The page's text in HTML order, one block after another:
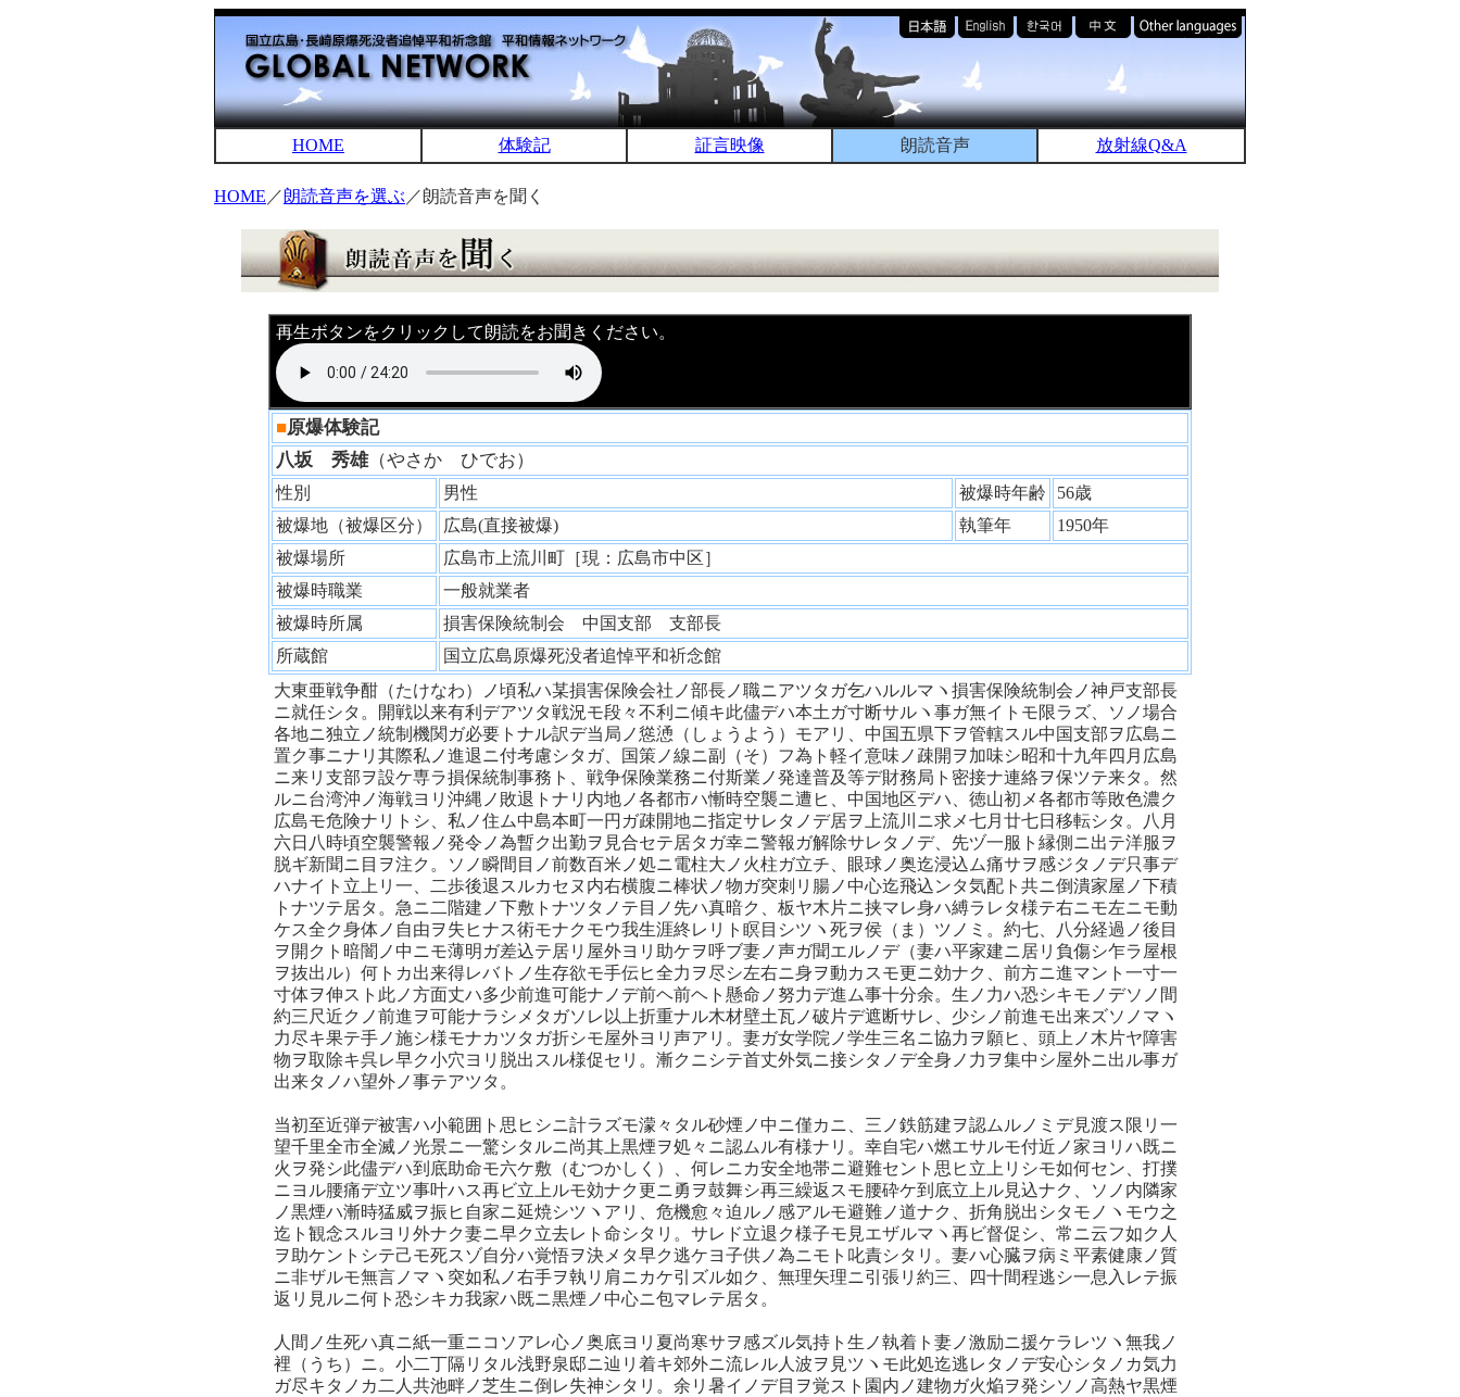
HOME 体験記 証言映像 朗読音声 放射線Q&A
HOME ／朗読音声を選ぶ ／朗読音声を聞く
再生ボタンをクリックして朗読をお聞きください。
■原爆体験記
八坂 秀雄（やさか ひでお）
性別 男性 被爆時年齢
56歳
被爆地（被爆区分）
広島(直接被爆) 執筆年
1950年
被爆場所
広島市上流川町［現：広島市中区］
被爆時職業
一般就業者
被爆時所属
損害保険統制会 中国支部 支部長
所蔵館
国立広島原爆死没者追悼平和祈念館
大東亜戦争酣（たけなわ）ノ頃私ハ某損害保険会社ノ部長ノ職ニアツタガ乞ハルルマヽ損害保険統制会ノ神戸支部長
ニ就任シタ。開戦以来有利デアツタ戦況モ段々不利ニ傾キ此儘デハ本土ガ寸断サルヽ事ガ無イトモ限ラズ、ソノ場合
各地ニ独立ノ統制機関ガ必要トナル訳デ当局ノ慫慂（しょうよう）モアリ、中国五県下ヲ管轄スル中国支部ヲ広島ニ
置ク事ニナリ其際私ノ進退ニ付考慮シタガ、国策ノ線ニ副（そ）フ為ト軽イ意味ノ疎開ヲ加味シ昭和十九年四月広島
ニ来リ支部ヲ設ケ専ラ損保統制事務ト、戦争保険業務ニ付斯業ノ発達普及等デ財務局ト密接ナ連絡ヲ保ツテ来タ。然
ルニ台湾沖ノ海戦ヨリ沖縄ノ敗退トナリ内地ノ各都市ハ慚時空襲ニ遭ヒ、中国地区デハ、徳山初メ各都市等敗色濃ク
広島モ危険ナリトシ、私ノ住ム中島本町一円ガ疎開地ニ指定サレタノデ居ヲ上流川ニ求メ七月廿七日移転シタ。八月
六日八時頃空襲警報ノ発令ノ為暫ク出勤ヲ見合セテ居タガ幸ニ警報ガ解除サレタノデ、先ヅ一服ト縁側ニ出テ洋服ヲ
脱ギ新聞ニ目ヲ注ク。ソノ瞬間目ノ前数百米ノ処ニ電柱大ノ火柱ガ立チ、眼球ノ奥迄浸込ム痛サヲ感ジタノデ只事デ
ハナイト立上リ一、二歩後退スルカセヌ内右横腹ニ棒状ノ物ガ突刺リ腸ノ中心迄飛込ンタ気配ト共ニ倒潰家屋ノ下積
トナツテ居タ。急ニ二階建ノ下敷トナツタノテ目ノ先ハ真暗ク、板ヤ木片ニ挟マレ身ハ縛ラレタ様テ右ニモ左ニモ動
ケス全ク身体ノ自由ヲ失ヒナス術モナクモウ我生涯終レリト瞑目シツヽ死ヲ侯（ま）ツノミ。約七、八分経過ノ後目
ヲ開クト暗闇ノ中ニモ薄明ガ差込テ居リ屋外ヨリ助ケヲ呼ブ妻ノ声ガ聞エルノデ（妻ハ平家建ニ居リ負傷シ乍ラ屋根
ヲ抜出ル）何トカ出来得レバトノ生存欲モ手伝ヒ全力ヲ尽シ左右ニ身ヲ動カスモ更ニ効ナク、前方ニ進マント一寸一
寸体ヲ伸スト此ノ方面丈ハ多少前進可能ナノデ前ヘ前ヘト懸命ノ努力デ進ム事十分余。生ノ力ハ恐シキモノデソノ間
約三尺近クノ前進ヲ可能ナラシメタガソレ以上折重ナル木材壁土瓦ノ破片デ遮断サレ、少シノ前進モ出来ズソノマヽ
力尽キ果テ手ノ施シ様モナカツタガ折シモ屋外ヨリ声アリ。妻ガ女学院ノ学生三名ニ協力ヲ願ヒ、頭上ノ木片ヤ障害
物ヲ取除キ呉レ早ク小穴ヨリ脱出スル様促セリ。漸クニシテ首丈外気ニ接シタノデ全身ノ力ヲ集中シ屋外ニ出ル事ガ
出来タノハ望外ノ事テアツタ。
当初至近弾デ被害ハ小範囲ト思ヒシニ計ラズモ濛々タル砂煙ノ中ニ僅カニ、三ノ鉄筋建ヲ認ムルノミデ見渡ス限リ一
望千里全市全滅ノ光景ニ一驚シタルニ尚其上黒煙ヲ処々ニ認ムル有様ナリ。幸自宅ハ燃エサルモ付近ノ家ヨリハ既ニ
火ヲ発シ此儘デハ到底助命モ六ケ敷（むつかしく）、何レニカ安全地帯ニ避難セント思ヒ立上リシモ如何セン、打撲
ニヨル腰痛デ立ツ事叶ハス再ビ立上ルモ効ナク更ニ勇ヲ鼓舞シ再三繰返スモ腰砕ケ到底立上ル見込ナク、ソノ内隣家
ノ黒煙ハ漸時猛威ヲ振ヒ自家ニ延焼シツヽアリ、危機愈々迫ルノ感アルモ避難ノ道ナク、折角脱出シタモノヽモウ之
迄ト観念スルヨリ外ナク妻ニ早ク立去レト命シタリ。サレド立退ク様子モ見エザルマヽ再ビ督促シ、常ニ云フ如ク人
ヲ助ケントシテ己モ死スゾ自分ハ覚悟ヲ決メタ早ク逃ケヨ子供ノ為ニモト叱責シタリ。妻ハ心臓ヲ病ミ平素健康ノ質
ニ非ザルモ無言ノマヽ突如私ノ右手ヲ執リ肩ニカケ引ズル如ク、無理矢理ニ引張リ約三、四十間程逃シ一息入レテ振
返リ見ルニ何ト恐シキカ我家ハ既ニ黒煙ノ中心ニ包マレテ居タ。
人間ノ生死ハ真ニ紙一重ニコソアレ心ノ奥底ヨリ夏尚寒サヲ感ズル気持ト生ノ執着ト妻ノ激励ニ援ケラレツヽ無我ノ
裡（うち）ニ。小二丁隔リタル浅野泉邸ニ辿リ着キ郊外ニ流レル人波ヲ見ツヽモ此処迄逃レタノデ安心シタノカ気力
ガ尽キタノカ二人共池畔ノ芝生ニ倒レ失神シタリ。余リ暑イノデ目ヲ覚スト園内ノ建物ガ火焔ヲ発シソノ高熱ヤ黒煙